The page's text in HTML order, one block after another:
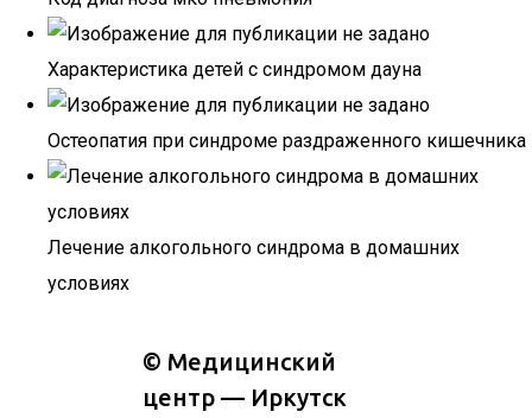
Характеристика детей с синдромом дауна
Остеопатия при синдроме раздраженного кишечника
Лечение алкогольного синдрома в домашних
условиях
© Медицинский
центр — Иркутск